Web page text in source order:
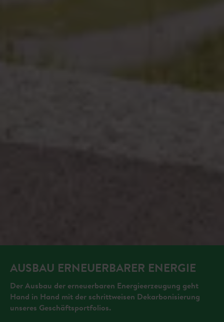
AUSBAU ERNEUERBARER ENERGIE
Der Ausbau der erneuerbaren Energieerzeugung geht
Hand in Hand mit der schrittweisen Dekarbonisierung
unseres Geschäftsportfolios.